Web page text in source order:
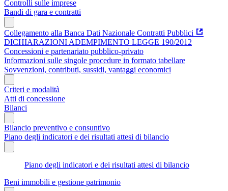
Controlli sulle imprese
Bandi di gara e contratti
Collegamento alla Banca Dati Nazionale Contratti Pubblici
DICHIARAZIONI ADEMPIMENTO LEGGE 190/2012
Concessioni e partenariato pubblico-privato
Informazioni sulle singole procedure in formato tabellare
Sovvenzioni, contributi, sussidi, vantaggi economici
Criteri e modalità
Atti di concessione
Bilanci
Bilancio preventivo e consuntivo
Piano degli indicatori e dei risultati attesi di bilancio
Piano degli indicatori e dei risultati attesi di bilancio
Beni immobili e gestione patrimonio